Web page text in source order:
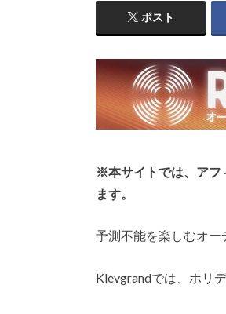
ポスト
※本サイトでは、アフ
ます。
予測不能を楽しむオー
Klevgrandでは、ホリ